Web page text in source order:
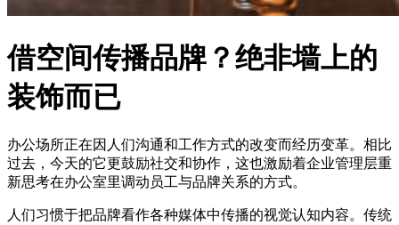
借空间传播品牌？绝非墙上的
装饰而已
办公场所正在因人们沟通和工作方式的改变而经历变革。相比
过去，今天的它更鼓励社交和协作，这也激励着企业管理层重
新思考在办公室里调动员工与品牌关系的方式。
人们习惯于把品牌看作各种媒体中传播的视觉认知内容。传统